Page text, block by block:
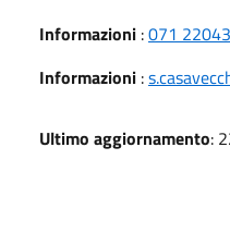
Informazioni :071
Informazioni :
Ultimo aggiornamento: